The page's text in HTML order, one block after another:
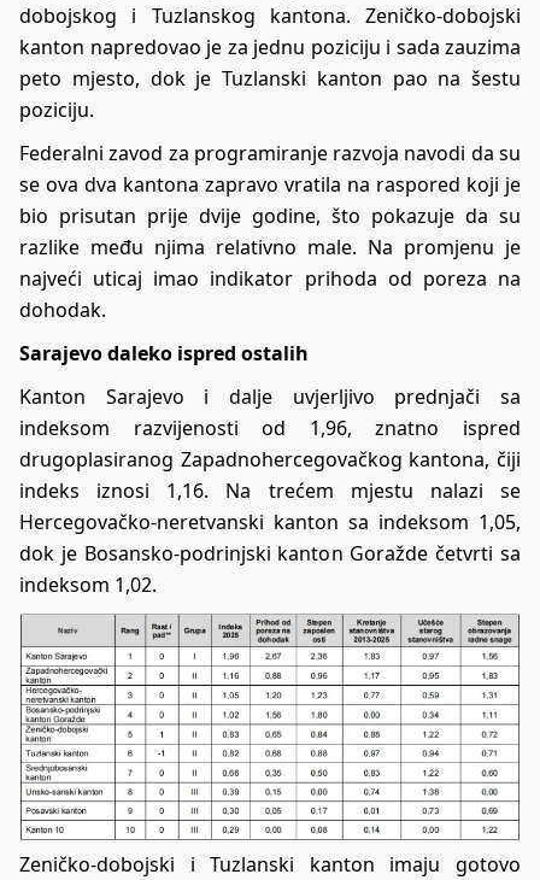
dobojskog i Tuzlanskog kantona. Zeničko-dobojski
kanton napredovao je za jednu poziciju i sada zauzima
peto mjesto, dok je Tuzlanski kanton pao na šestu
poziciju.
Federalni zavod za programiranje razvoja navodi da su
se ova dva kantona zapravo vratila na raspored koji je
bio prisutan prije dvije godine, što pokazuje da su
razlike među njima relativno male. Na promjenu je
najveći uticaj imao indikator prihoda od poreza na
dohodak.
Sarajevo daleko ispred ostalih
Kanton Sarajevo i dalje uvjerljivo prednjači sa
indeksom razvijenosti od 1,96, znatno ispred
drugoplasiranog Zapadnohercegovačkog kantona, čiji
indeks iznosi 1,16. Na trećem mjestu nalazi se
Hercegovačko-neretvanski kanton sa indeksom 1,05,
dok je Bosansko-podrinjski kanton Goražde četvrti sa
indeksom 1,02.
Zeničko-dobojski i Tuzlanski kanton imaju gotovo